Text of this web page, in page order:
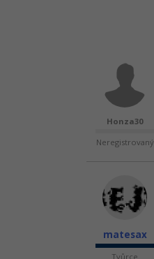
Honza30
Neregistrovaný
matesax
Tvůrce